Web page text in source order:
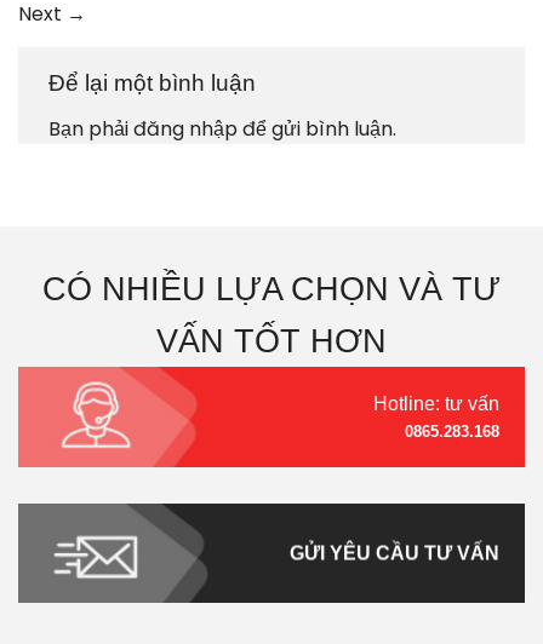
Next →
Để lại một bình luận
Bạn phảiđăng nhậpđể gửi bình luận.
CÓ NHIỀU LỰA CHỌN VÀ TƯ
VẤN TỐT HƠN
Hotline: tư vấn
0865.283.168
GỬI YÊU CẦU TƯ VẤN